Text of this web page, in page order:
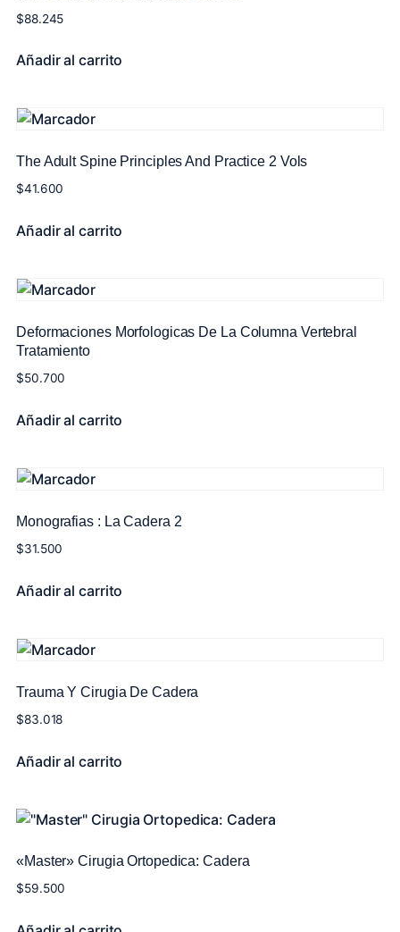
$88.245
Añadir al carrito
The Adult Spine Principles And Practice 2 Vols
$41.600
Añadir al carrito
Deformaciones Morfologicas De La Columna Vertebral
Tratamiento
$50.700
Añadir al carrito
Monografias : La Cadera 2
$31.500
Añadir al carrito
Trauma Y Cirugia De Cadera
$83.018
Añadir al carrito
«Master» Cirugia Ortopedica: Cadera
$59.500